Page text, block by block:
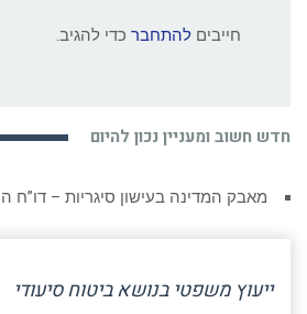
חייבים להתחבר כדי להגיב.
חדש חשוב ומעניין נכון להיום
מאבק המדינה בעישון סיגריות – דו”ח
ייעוץ משפטי בנושא ביטוח סיעודי